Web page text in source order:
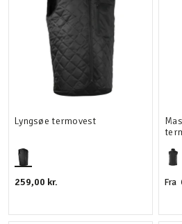
Lyngsøe termovest
259,00 kr. Fra